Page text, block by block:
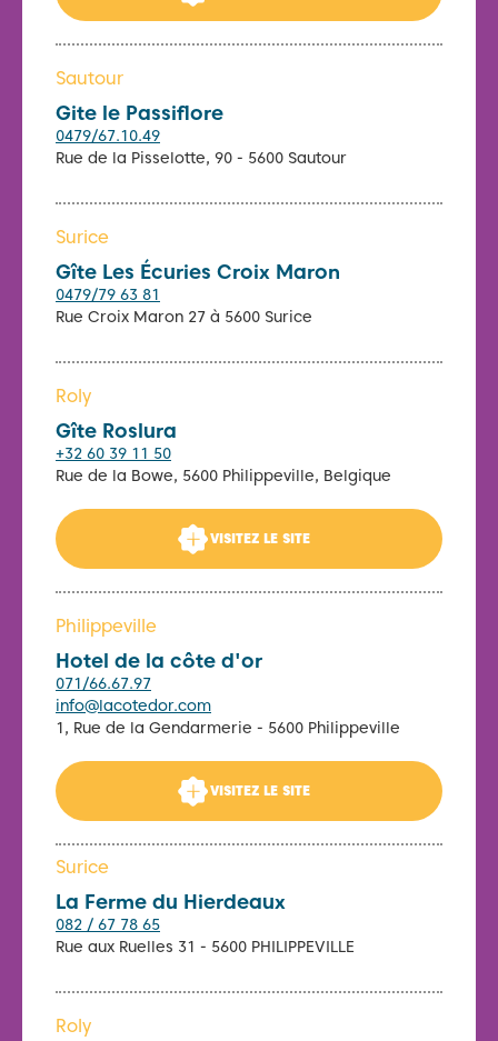
Sautour
Gite le Passiflore
0479/67.10.49
Rue de la Pisselotte, 90 - 5600 Sautour
Surice
Gîte Les Écuries Croix Maron
0479/79 63 81
Rue Croix Maron 27 à 5600 Surice
Roly
Gîte Roslura
+32 60 39 11 50
Rue de la Bowe, 5600 Philippeville, Belgique
VISITEZ LE SITE
Philippeville
Hotel de la côte d'or
071/66.67.97
info@lacotedor.com
1, Rue de la Gendarmerie - 5600 Philippeville
VISITEZ LE SITE
Surice
La Ferme du Hierdeaux
082 / 67 78 65
Rue aux Ruelles 31 - 5600 PHILIPPEVILLE
Roly